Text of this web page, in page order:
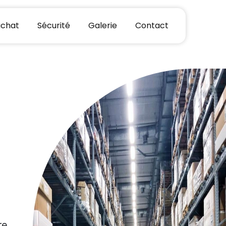
Sécurité Galerie Contact